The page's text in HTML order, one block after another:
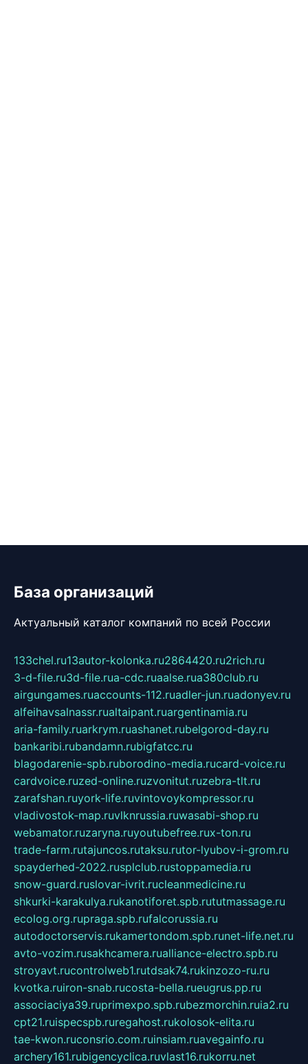
База организаций
Актуальный каталог компаний по всей России
133chel.ru13autor-kolonka.ru2864420.ru2rich.ru
3-d-file.ru3d-file.rua-cdc.ruaalse.rua380club.ru
airgungames.ruaccounts-112.ruadler-jun.ruadonyev.ru
alfeihavsalnassr.rualtaipant.ruargentinamia.ru
aria-family.ruarkrym.ruashanet.rubelgorod-day.ru
bankaribi.rubandamn.rubigfatcc.ru
blagodarenie-spb.ruborodino-media.rucard-voice.ru
cardvoice.ruzed-online.ruzvonitut.ruzebra-tlt.ru
zarafshan.ruyork-life.ruvintovoykompressor.ru
vladivostok-map.ruvlknrussia.ruwasabi-shop.ru
webamator.ruzaryna.ruyoutubefree.rux-ton.ru
trade-farm.rutajuncos.rutaksu.rutor-lyubov-i-grom.ru
spayderhed-2022.rusplclub.rustoppamedia.ru
snow-guard.ruslovar-ivrit.rucleanmedicine.ru
shkurki-karakulya.rukanotiforet.spb.rututmassage.ru
ecolog.org.rupraga.spb.rufalcorussia.ru
autodoctorservis.rukamertondom.spb.runet-life.net.ru
avto-vozim.rusakhcamera.rualliance-electro.spb.ru
stroyavt.rucontrolweb1.rutdsak74.rukinzozo-ru.ru
kvotka.ruiron-snab.rucosta-bella.rueugrus.pp.ru
associaciya39.ruprimexpo.spb.rubezmorchin.ruia2.ru
cpt21.ruispecspb.ruregahost.rukolosok-elita.ru
tae-kwon.ruconsrio.com.ruinsiam.ruavegainfo.ru
archery161.rubigencyclica.ruvlast16.rukorru.net